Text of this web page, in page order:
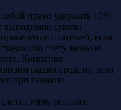
право удержать 10%
выводимой суммы
платежей, если
по счету меньше
Компания
ваших средств, если
при помощи
сумму не более